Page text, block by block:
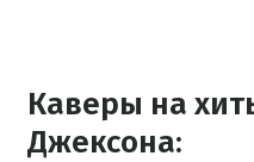
Каверы на
Джексона: